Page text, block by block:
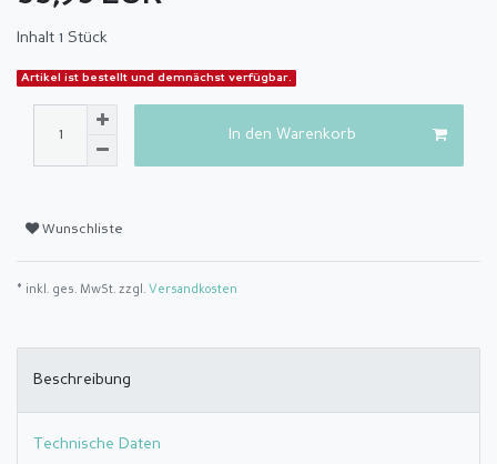
Inhalt 1 Stück
Artikel ist bestellt und demnächst verfügbar.
In den Warenkorb
Wunschliste
* inkl. ges. MwSt. zzgl. Versandkosten
Beschreibung
Technische Daten